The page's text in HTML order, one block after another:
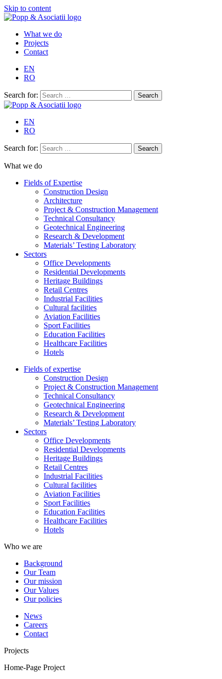
Skip to content
What we do
Projects
Contact
EN
RO
Search for:
EN
RO
Search for:
What we do
Fields of Expertise
Construction Design
Architecture
Project & Construction Management
Technical Consultancy
Geotechnical Engineering
Research & Development
Materials’ Testing Laboratory
Sectors
Office Developments
Residential Developments
Heritage Buildings
Retail Centres
Industrial Facilities
Cultural facilities
Aviation Facilities
Sport Facilities
Education Facilities
Healthcare Facilities
Hotels
Fields of expertise
Construction Design
Project & Construction Management
Technical Consultancy
Geotechnical Engineering
Research & Development
Materials’ Testing Laboratory
Sectors
Office Developments
Residential Developments
Heritage Buildings
Retail Centres
Industrial Facilities
Cultural facilities
Aviation Facilities
Sport Facilities
Education Facilities
Healthcare Facilities
Hotels
Who we are
Background
Our Team
Our mission
Our Values
Our policies
News
Careers
Contact
Projects
Home-Page Project